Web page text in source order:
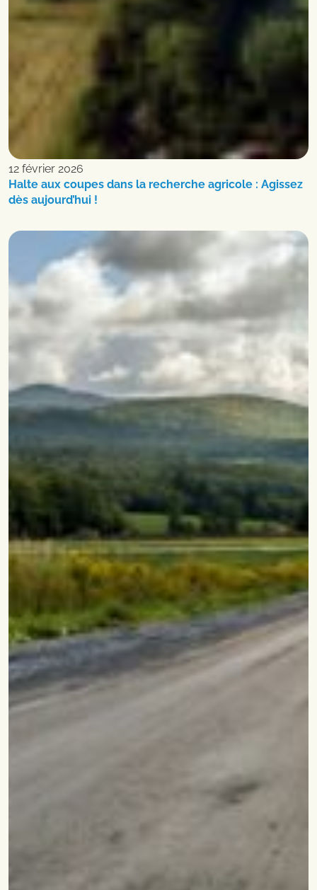
12 février 2026
Halte aux coupes dans la recherche agricole : Agissez
dès aujourd’hui !